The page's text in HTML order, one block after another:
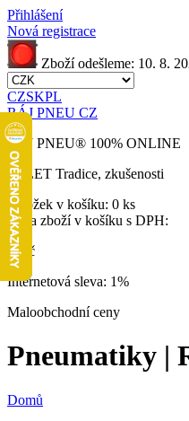
Přihlášení
Nová registrace
Zboží odešleme: 10. 8.
CZSKPL
RÁJ PNEU CZ
RÁJ PNEU® 100% ONLINE
32 LET Tradice, zkušenosti
Položek v košíku: 0 ks
Cena zboží v košíku s DPH:
0 Kč
Internetová sleva: 1%
Maloobchodní ceny
Pneumatiky |
Domů